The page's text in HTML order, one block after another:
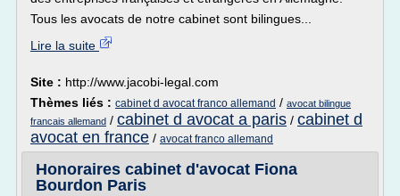
Tous les avocats de notre cabinet sont bilingues...
Lire la suite
Site : http://www.jacobi-legal.com
Thèmes liés : cabinet d avocat franco allemand / avocat bilingue
francais allemand / cabinet d avocat a paris / cabinet d
avocat en france / avocat franco allemand
Honoraires cabinet d'avocat Fiona
Bourdon Paris